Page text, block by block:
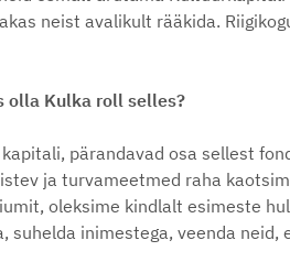
neist avalikult rääkida.
olla Kulka roll selles?
pärandavad osa sellest
ja turvameetmed raha
oleksime kindlalt esimeste
suhelda inimestega, veenda neid,